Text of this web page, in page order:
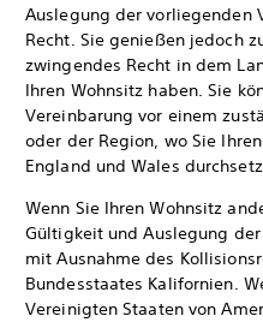
Auslegung der vorliegenden
Recht. Sie genießen jedoch
zwingendes Recht in dem
Ihren Wohnsitz haben. Sie
Vereinbarung vor einem
oder der Region, wo Sie
England und Wales
Wenn Sie Ihren Wohnsitz
Gültigkeit und Auslegung
mit Ausnahme des
Bundesstaates Kalifornien.
Vereinigten Staaten von